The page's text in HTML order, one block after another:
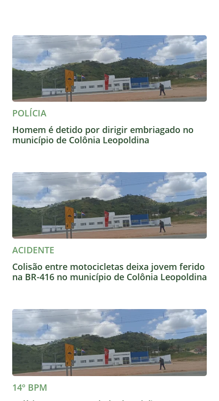
POLÍCIA
Homem é detido por dirigir embriagado no
município de Colônia Leopoldina
ACIDENTE
Colisão entre motocicletas deixa jovem ferido
na BR-416 no município de Colônia Leopoldina
14º BPM